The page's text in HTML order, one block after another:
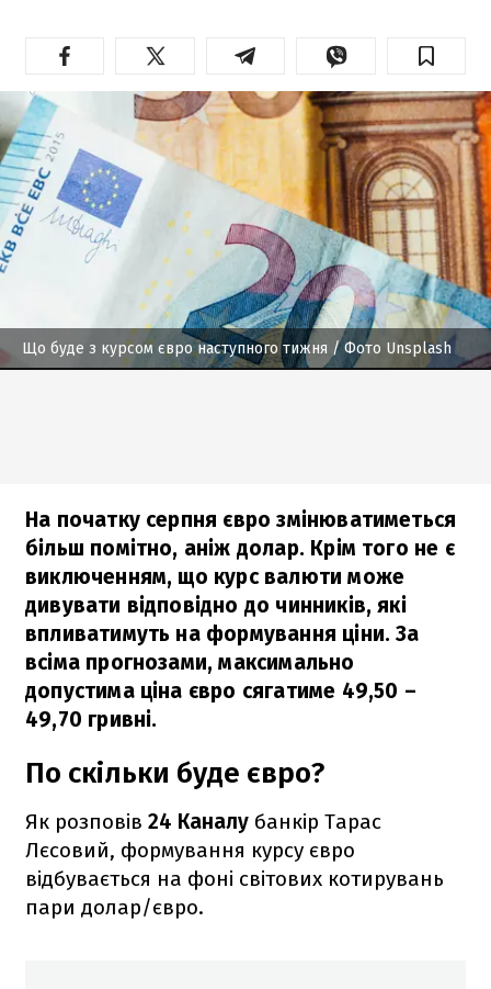
Що буде з курсом євро наступного тижня / Фото Unsplash
На початку серпня євро змінюватиметься
більш помітно, аніж долар. Крім того не є
виключенням, що курс валюти може
дивувати відповідно до чинників, які
впливатимуть на формування ціни. За
всіма прогнозами, максимально
допустима ціна євро сягатиме 49,50 –
49,70 гривні.
По скільки буде євро?
Як розповів 24 Каналу банкір Тарас
Лєсовий, формування курсу євро
відбувається на фоні світових котирувань
пари долар/євро.